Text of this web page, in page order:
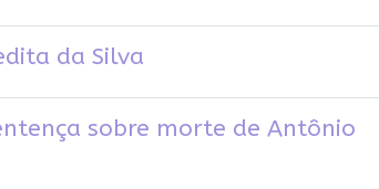
da Silva
sobre morte de Antônio